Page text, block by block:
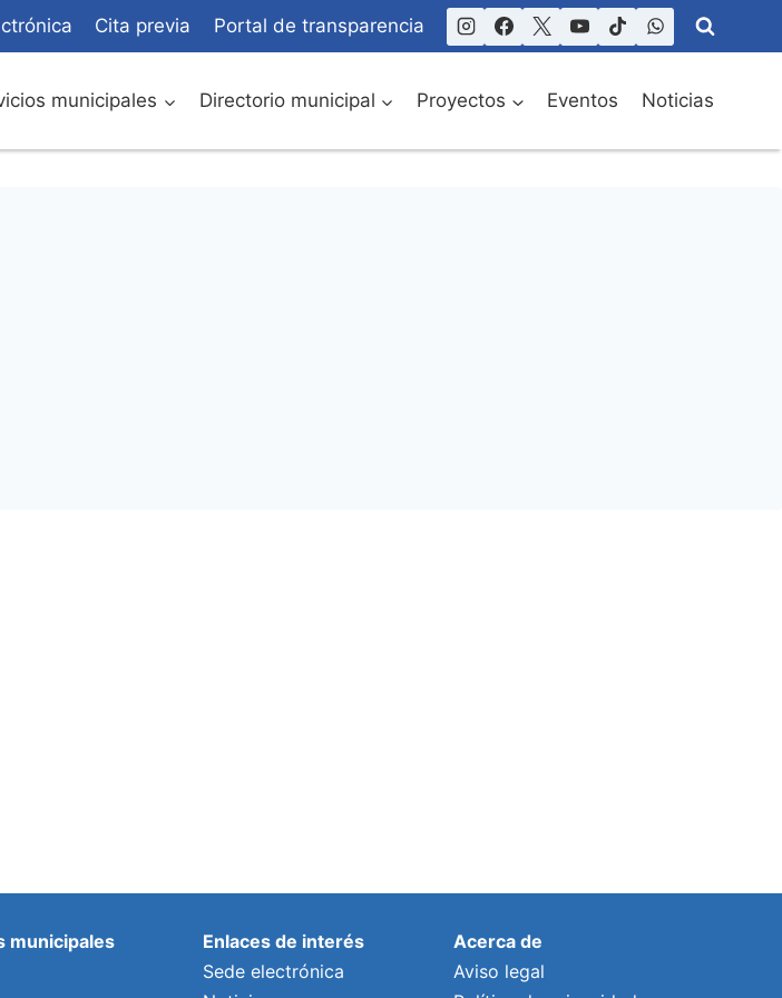
Cita previa Portal de transparencia
municipales Directorio municipal Proyectos Eventos Noticias
municipales
Enlaces de interés
Sede electrónica
Acerca de
Aviso legal